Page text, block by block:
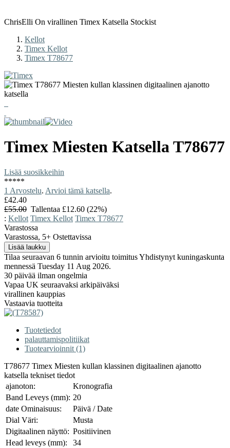
ChrisElli On virallinen Timex Katsella Stockist
Kellot
Timex Kellot
Timex T78677
Timex Miesten KatsellaT78677
Lisää suosikkeihin
*****
1 Arvostelu. Arvioi tämä katsella.
£42.40
£55.00 Tallentaa £12.60 (22%)
: Kellot Timex Kellot Timex T78677
Varastossa
Varastossa, 5+ Ostettavissa
Tilaa seuraavan 6 tunnin arvioitu toimitus Yhdistynyt kuningaskunta
mennessä Tuesday 11 Aug 2026.
30 päivää ilman ongelmia
Vapaa UK seuraavaksi arkipäiväksi
virallinen kauppias
Vastaavia tuotteita
Tuotetiedot
palauttamispolitiikat
Tuotearvioinnit (1)
T78677 Timex Miesten kullan klassinen digitaalinen ajanotto
katsella tekniset tiedot
ajanoton:
Kronografia
Band Leveys (mm): 20
date Ominaisuus:
Päivä / Date
Dial Väri:
Musta
Digitaalinen näyttö: Positiivinen
Head leveys (mm):
34